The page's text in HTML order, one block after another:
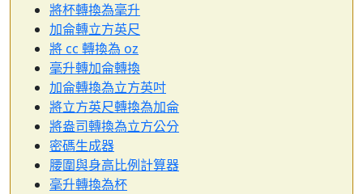
將杯轉換為毫升
加侖轉立方英尺
將 cc 轉換為 oz
毫升轉加侖轉換
加侖轉換為立方英吋
將立方英尺轉換為加侖
將盎司轉換為立方公分
密碼生成器
腰圍與身高比例計算器
毫升轉換為杯